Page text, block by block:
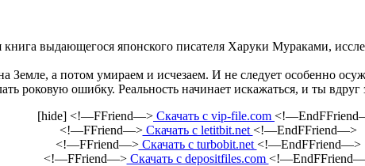
выдающегося японского писателя Харуки Мураками,
Земле, а потом умираем и исчезаем. И не следует особенно
роковую ошибку. Реальность начинает искажаться, и ты
[hide] <!—FFriend—> Скачать с vip-file.com
<!—FFriend—>Скачать с letitbit.net <!—EndFFriend—>
<!—FFriend—>Скачать с turbobit.net <!—EndFFriend—>
<!—FFriend—>Скачать с depositfiles.com